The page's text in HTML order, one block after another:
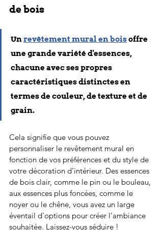
de bois
Unrevêtement mural en bois offre
une grande variété d'essences,
chacune avec ses propres
caractéristiques distinctes en
termes de couleur, de texture et de
grain.
Cela signifie que vous pouvez
personnaliser le revêtement mural en
fonction de vos préférences et du style de
votre décoration d’intérieur. Des essences
de bois clair, comme le pin ou le bouleau,
aux essences plus foncées, comme le
noyer ou le chêne, vous avez un large
éventail d'options pour créer l'ambiance
souhaitée. Laissez-vous séduire !